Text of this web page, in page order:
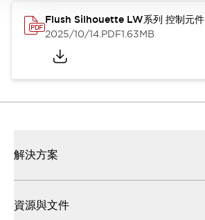
Flush Silhouette LW系列 控制元件
2025/10/14.PDF1.63MB
解決方案
資源與文件